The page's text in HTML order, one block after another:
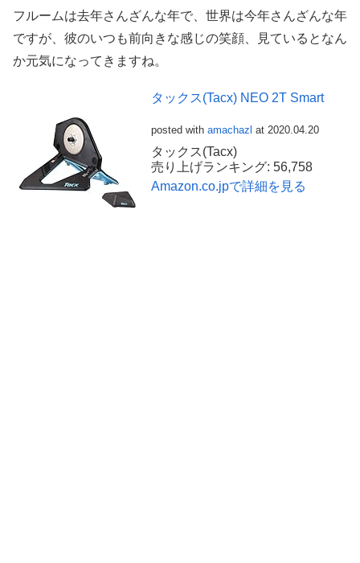
フルームは去年さんざんな年で、世界は今年さんざんな年
ですが、彼のいつも前向きな感じの笑顔、見ているとなん
か元気になってきますね。
タックス(Tacx) NEO 2T Smart
posted with amachazl at 2020.04.20
タックス(Tacx)
売り上げランキング: 56,758
Amazon.co.jpで詳細を見る